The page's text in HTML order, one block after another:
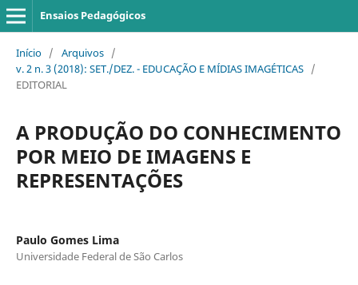
Ensaios Pedagógicos
Início / Arquivos /
v. 2 n. 3 (2018): SET./DEZ. - EDUCAÇÃO E MÍDIAS IMAGÉTICAS /
EDITORIAL
A PRODUÇÃO DO CONHECIMENTO
POR MEIO DE IMAGENS E
REPRESENTAÇÕES
Paulo Gomes Lima
Universidade Federal de São Carlos